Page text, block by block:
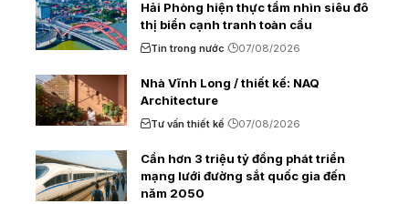
Hải Phòng hiện thực tầm nhìn siêu đô
thị biển cạnh tranh toàn cầu
Tin trong nước 07/08/2026
Nhà Vĩnh Long / thiết kế: NAQ
Architecture
Tư vấn thiết kế 07/08/2026
Cần hơn 3 triệu tỷ đồng phát triển
mạng lưới đường sắt quốc gia đến
năm 2050